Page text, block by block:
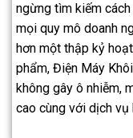
ngừng tìm kiếm
mọi quy mô doanh
hơn một thập kỷ
phẩm, Điện Máy
không gây ô nhiễm,
cao cùng với dịch vụ